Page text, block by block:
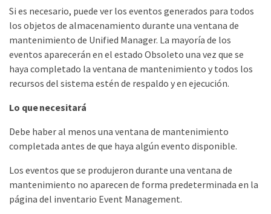
Si es necesario, puede ver los eventos generados para todos
los objetos de almacenamiento durante una ventana de
mantenimiento de Unified Manager. La mayoría de los
eventos aparecerán en el estado Obsoleto una vez que se
haya completado la ventana de mantenimiento y todos los
recursos del sistema estén de respaldo y en ejecución.
Lo que necesitará
Debe haber al menos una ventana de mantenimiento
completada antes de que haya algún evento disponible.
Los eventos que se produjeron durante una ventana de
mantenimiento no aparecen de forma predeterminada en la
página del inventario Event Management.